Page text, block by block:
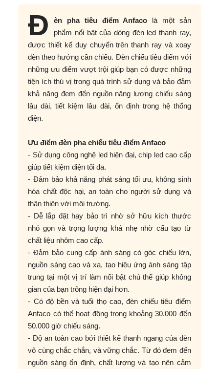
Đ èn pha tiêu điểm Anfaco là một sản
phẩm nổi bật của dòng đèn led thanh ray,
được thiết kế duy chuyển trên thanh ray và xoay
đèn theo hướng cần chiếu. Đèn chiếu tiêu điểm với
những ưu điểm vượt trội giúp bạn có được những
tiện ích thú vị trong quá trình sử dụng và bảo đảm
khả năng đem đến nguồn năng lượng chiếu sáng
lâu dài, tiết kiệm lâu dài, ổn định trong hệ thống
điện.
Ưu điểm đèn pha chiếu tiêu điểm Anfaco
- Sử dụng công nghệ led hiện đại, chip led cao cấp
giúp tiết kiệm điện tối đa.
- Đảm bảo khả năng phát sáng tối ưu, không sinh
hóa chất độc hại, an toàn cho người sử dụng và
thân thiện với môi trường.
- Dễ lắp đặt hay bảo trì nhờ sở hữu kích thước
nhỏ gọn và trọng lượng khá nhẹ nhờ cấu tạo từ
chất liệu nhôm cao cấp.
- Đảm bảo cung cấp ánh sáng có góc chiếu lớn,
nguồn sáng cao và xa, tạo hiệu ứng ánh sáng tập
trung tại một vị trí làm nổi bật chủ thể giúp không
gian của bạn trông hiện đại hơn.
- Có độ bền và tuổi thọ cao, đèn chiếu tiêu điểm
Anfaco có thể hoạt động trong khoảng 30.000 đến
50.000 giờ chiếu sáng.
- Độ an toàn cao bởi thiết kế thanh ngang của đèn
vô cùng chắc chắn, và vững chắc. Từ đó đem đến
nguồn sáng ổn định, chất lượng và tạo nên cảm